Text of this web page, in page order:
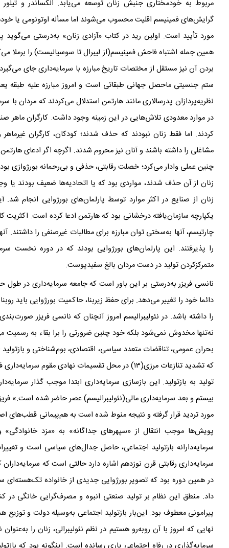
مربوط به خودمختاری جنبش زنان توسعه مییابد. الکساندر و
گرایشهای فمینیسم اقلیت محسوب میشوند اما مسأله اوتونومی یا
مورد تأیید است. اولین رید در کتاب «آزادی زنان» به‌درستی میگوید
همین جمله اشتباه فاحش فمینیسم(از لیبرال تا سوسیالیست) را برملا می
بردن آن نیز مستقل از مختصات تاریخ مبارزه با سرمایهداری جای می
ستم جنسیتی ماحصل جهانی طبقاتی است و امروز مبارزه علیه طبقه
نظریه‌پردازان پدرسالاری مانند هارتمن استدلال میکردند که مردان با
در موارد معدودی تلاشهایی در این زمینه وجود داشت. کارگران ماهر
کردند. اما فقط زنان نبودند که حذف شدند؛ کودکان، کارگران
مشاغلی را داشته باشند و آنان نیز محروم شدند. اگرچه اگر ادعای
چنین عملی وادار میکرد؛ خصلت رقابتی، حذفی و بیرحمانه بورژوازی
زنان از آن حذف شدند، مواردی بود که یا اتحادیهها ضعیف بودند یا
زنان از صنایع در اکثر موارد توسط پارلمانهای بورژوایی انجام شد.
یکپارچه سازمان‌یافته درخشانی بود که هارتمن ادعا کرده است. اکثریت
چارتیسم، آنها به‌سختی توان مبارزه برای مطالبات غیرصنفی را داشتند.
را پذیرفتند. این پارلمانهای بورژوایی بودند که در دوره نخست
متمرکزکردن تولید در دست مردان بالغ سفیدپوست.
نانسی فریزر به‌درستی بر این باور است که جامعه سرمایهداری در طول
دائما خود را تغییر میدهد. برای حفظ زیربنا، حاکمیت بورژوایی باید
را داشته باشد. در نئولیبرالیسم امروز آنچنان که نانسی فریزر صورت
نه‌تنها مخدوش نمیشود بلکه خود چنین ضرورتی را برا بقاء به رسمیت
بحران عمومی، تناقضات متعدد سیاسی، اقتصادی، بومشناختی و
که تشدید تنازعات مرزی(۱۳) در محل تقسیمات نهادی مقوم سرمایه
داری
تولید به بازتولید. این بازسازی سرمایه‌داری ابتدا موجب گذار سرمایه
بیستم و بعد سرمایهداری مالی(نئولیبرالیسم) عصر حاضر شده است.»
مورد تردید قرار گرفته و نتیجه منوط شده است به همپیمانی قطبهای
پویشها موجب انتقال از «سپهرهای جداگانه» به «مزد خانوادگی»
سرمایهدارانهبازتولید اجتماعی، حاصل جدالهای سیاسی است و
سرمایهداری رقابتی قرن نوزدهم اشاره دارد حالتی است که سرمایهداران
در همین دوره بود که تصویر بورژوایی جدیدی از خانواده تک‌هستهای
داد. منطق این نظام بر تولید صنعتی انبوه و مصرفگرایی خانگی در
پیرامونی معطوف بود. این‌بار بازتولید اجتماعی به‌وسیلهدولت و توزیع
نهایی که امروز با آن رو‌به‌رو هستیم در نظم نئولیبرالی، زنان را